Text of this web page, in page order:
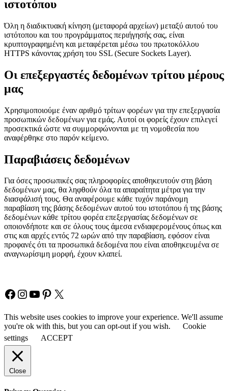
ιστοτόπου
Όλη η διαδικτυακή κίνηση (μεταφορά αρχείων) μεταξύ αυτού του
ιστότοπου και του προγράμματος περιήγησής σας, είναι
κρυπτογραφημένη και μεταφέρεται μέσω του πρωτοκόλλου
HTTPS κάνοντας χρήση του SSL (Secure Sockets Layer).
Οι επεξεργαστές δεδομένων τρίτου μέρους
μας
Χρησιμοποιούμε έναν αριθμό τρίτων φορέων για την επεξεργασία
προσωπικών δεδομένων για εμάς. Αυτοί οι φορείς έχουν επιλεγεί
προσεκτικά ώστε να συμμορφώνονται με τη νομοθεσία που
αναφέρθηκε στο παρόν κείμενο.
Παραβιάσεις δεδομένων
Για όσες προσωπικές σας πληροφορίες αποθηκευτούν στη βάση
δεδομένων μας, θα ληφθούν όλα τα απαραίτητα μέτρα για την
διασφάλισή τους. Θα αναφέρουμε κάθε τυχόν παράνομη
παραβίαση της βάσης δεδομένων αυτού του ιστοτόπου ή της βάσης
δεδομένων κάθε τρίτου φορέα επεξεργασίας δεδομένων σε
οποιονδήποτε και σε όλους τους άμεσα ενδιαφερομένους όπως και
στις και αρχές εντός 72 ωρών από την παραβίαση, εφόσον είναι
προφανές ότι τα προσωπικά δεδομένα που είναι αποθηκευμένα σε
αναγνωρίσιμη μορφή, έχουν κλαπεί.
Facebook
Instagram
YouTube
Pinterest
X
This website uses cookies to improve your experience. We'll assume
you're ok with this, but you can opt-out if you wish.
Cookie
settings
ACCEPT
Close